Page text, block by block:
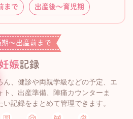
まで 出産後〜育児期
期〜出産前まで
娠記録
ん、健診や両親学級などの予定、エ
ト、出産準備、陣痛カウンターま
記録をまとめて管理できます。